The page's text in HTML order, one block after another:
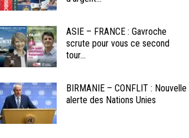
ASIE – FRANCE : Gavroche
scrute pour vous ce second
tour...
BIRMANIE – CONFLIT : Nouvelle
alerte des Nations Unies